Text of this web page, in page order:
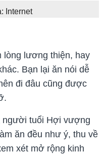
Internet
lòng lương thiện, hay
Bạn lại ăn nói dễ
đi đâu cũng được
người tuổi Hợi vượng
ăn đều như ý, thu về
xét mở rộng kinh